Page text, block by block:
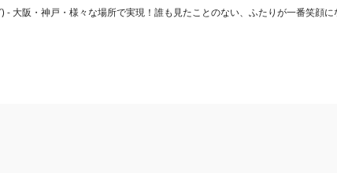
大阪・神戸・様々な場所で実現！誰も見たことのない、ふたりが一番笑顔に